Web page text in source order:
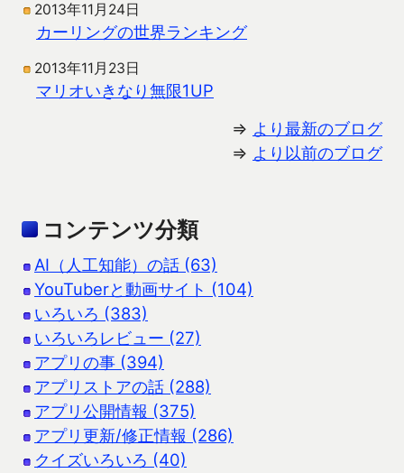
2013年11月24日
カーリングの世界ランキング
2013年11月23日
マリオいきなり無限1UP
⇒ より最新のブログ
⇒ より以前のブログ
コンテンツ分類
AI（人工知能）の話 (63)
YouTuberと動画サイト (104)
いろいろ (383)
いろいろレビュー (27)
アプリの事 (394)
アプリストアの話 (288)
アプリ公開情報 (375)
アプリ更新/修正情報 (286)
クイズいろいろ (40)